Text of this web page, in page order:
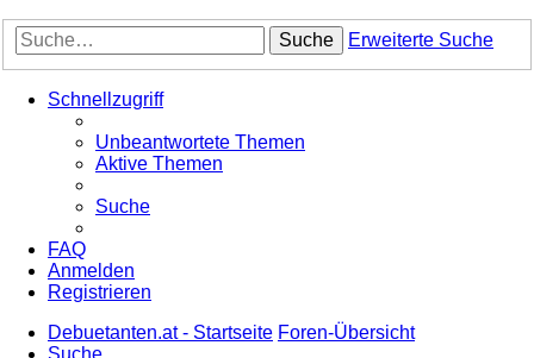
Suche Erweiterte Suche
Schnellzugriff
Unbeantwortete Themen
Aktive Themen
Suche
FAQ
Anmelden
Registrieren
Debuetanten.at - Startseite Foren-Übersicht